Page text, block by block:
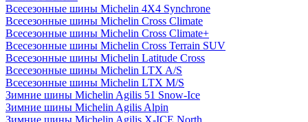
Всесезонные шины Michelin 4X4 Synchrone
Всесезонные шины Michelin Cross Climate
Всесезонные шины Michelin Cross Climate+
Всесезонные шины Michelin Cross Terrain SUV
Всесезонные шины Michelin Latitude Cross
Всесезонные шины Michelin LTX A/S
Всесезонные шины Michelin LTX M/S
Зимние шины Michelin Agilis 51 Snow-Ice
Зимние шины Michelin Agilis Alpin
Зимние шины Michelin Agilis X-ICE North